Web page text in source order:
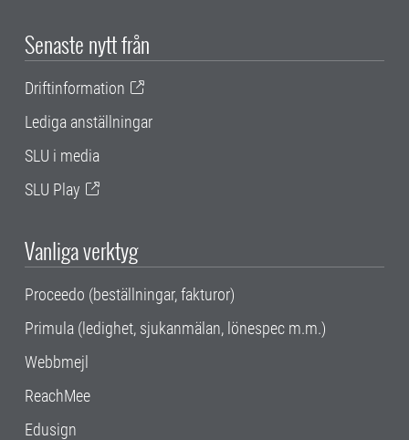
Senaste nytt från
Driftinformation
Lediga anställningar
SLU i media
SLU Play
Vanliga verktyg
Proceedo (beställningar, fakturor)
Primula (ledighet, sjukanmälan, lönespec m.m.)
Webbmejl
ReachMee
Edusign